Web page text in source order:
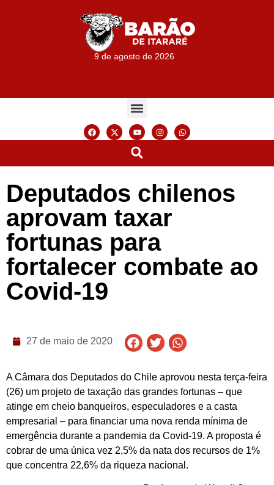
9 de agosto de 2026
Deputados chilenos
aprovam taxar
fortunas para
fortalecer combate ao
Covid-19
27 de maio de 2020
A Câmara dos Deputados do Chile aprovou nesta terça-feira
(26) um projeto de taxação das grandes fortunas – que
atinge em cheio banqueiros, especuladores e a casta
empresarial – para financiar uma nova renda mínima de
emergência durante a pandemia da Covid-19. A proposta é
cobrar de uma única vez 2,5% da nata dos recursos de 1%
que concentra 22,6% da riqueza nacional.